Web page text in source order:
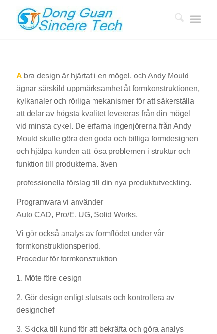
A bra design är hjärtat i en mögel, och Andy Mould
ägnar särskild uppmärksamhet åt formkonstruktionen,
kylkanaler och rörliga mekanismer för att säkerställa
att delar av högsta kvalitet levereras från din mögel
vid minsta cykel. De erfarna ingenjörerna från Andy
Mould skulle göra den goda och billiga formdesignen
och hjälpa kunden att lösa problemen i struktur och
funktion till produkterna, även
professionella förslag till din nya produktutveckling.
Programvara vi använder
Auto CAD, Pro/E, UG, Solid Works,
Vi gör också analys av formflödet under vår
formkonstruktionsperiod.
Procedur för formkonstruktion
1. Möte före design
2. Gör design enligt slutsats och kontrollera av
designchef
3. Skicka till kund för att bekräfta och göra analys